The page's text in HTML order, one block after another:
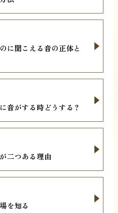
に聞こえる音の正体と
音がする時どうする？
二つある理由
を知る